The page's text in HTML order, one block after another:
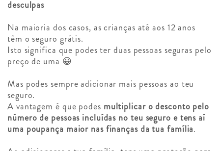
desculpas
Na maioria dos casos, as crianças até aos 12 anos
têm o seguro grátis.
Isto significa que podes ter duas pessoas seguras pelo
preço de uma 😀
Mas podes sempre adicionar mais pessoas ao teu
seguro.
A vantagem é que podes multiplicar o desconto pelo
número de pessoas incluídas no teu seguro e tens aí
uma poupança maior nas finanças da tua família.